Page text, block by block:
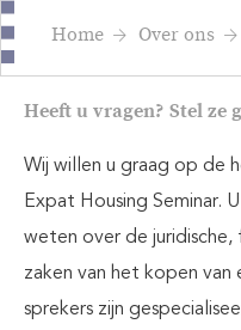
Heeft u vragen? Stel ze
Home Over ons
Wij willen u graag op de
Expat Housing Seminar.
weten over de juridische,
zaken van het kopen van
sprekers zijn